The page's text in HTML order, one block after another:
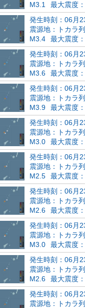
M3.1
最大震度
発生時刻：06月
震源地：トカラ
M3.4
最大震度
発生時刻：06月
震源地：トカラ
M3.6
最大震度
発生時刻：06月
震源地：トカラ
M3.9
最大震度
発生時刻：06月
震源地：トカラ
M3.0
最大震度
発生時刻：06月
震源地：トカラ
M2.5
最大震度
発生時刻：06月
震源地：トカラ
M2.6
最大震度
発生時刻：06月
震源地：トカラ
M3.0
最大震度
発生時刻：06月
震源地：トカラ
M2.6
最大震度
発生時刻：06月
震源地：トカラ